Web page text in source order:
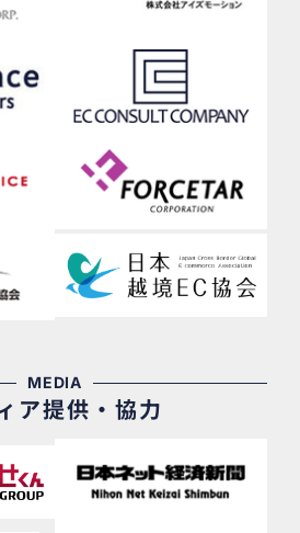
MEDIA
ア提供・協力